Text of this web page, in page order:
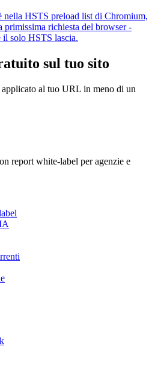
nella HSTS preload list di Chromium,
primissima richiesta del browser -
solo HSTS lascia.
sul tuo sito
al tuo URL in meno di un
report white-label per agenzie e